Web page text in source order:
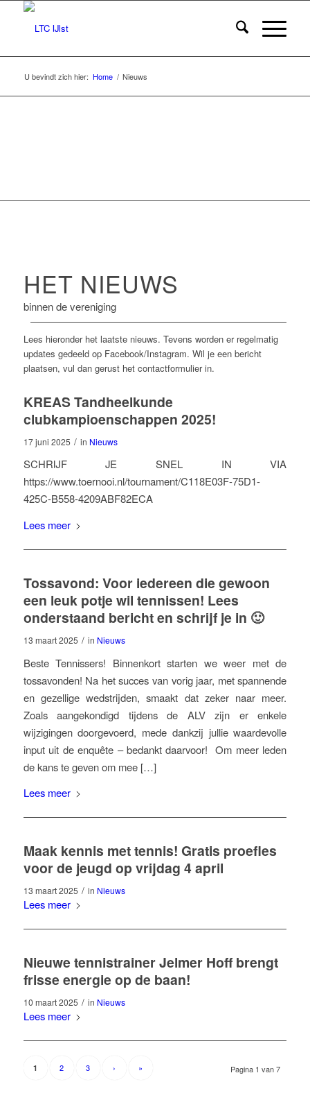
U bevindt zich hier: Home / Nieuws
HET NIEUWS
binnen de vereniging
Lees hieronder het laatste nieuws. Tevens worden er regelmatig
updates gedeeld op Facebook/Instagram. Wil je een bericht
plaatsen, vul dan gerust het contactformulier in.
KREAS Tandheelkunde
clubkampioenschappen 2025!
17 juni 2025 / in Nieuws
SCHRIJF JE SNEL IN VIA
https://www.toernooi.nl/tournament/C118E03F-75D1-
425C-B558-4209ABF82ECA
Lees meer
Tossavond: Voor iedereen die gewoon
een leuk potje wil tennissen! Lees
onderstaand bericht en schrijf je in 🙂
13 maart 2025 / in Nieuws
Beste Tennissers! Binnenkort starten we weer met de
tossavonden! Na het succes van vorig jaar, met spannende
en gezellige wedstrijden, smaakt dat zeker naar meer.
Zoals aangekondigd tijdens de ALV zijn er enkele
wijzigingen doorgevoerd, mede dankzij jullie waardevolle
input uit de enquête – bedankt daarvoor! Om meer leden
de kans te geven om mee […]
Lees meer
Maak kennis met tennis! Gratis proefles
voor de jeugd op vrijdag 4 april
13 maart 2025 / in Nieuws
Lees meer
Nieuwe tennistrainer Jelmer Hoff brengt
frisse energie op de baan!
10 maart 2025 / in Nieuws
Lees meer
Pagina 1 van 7
1 2 3 › »